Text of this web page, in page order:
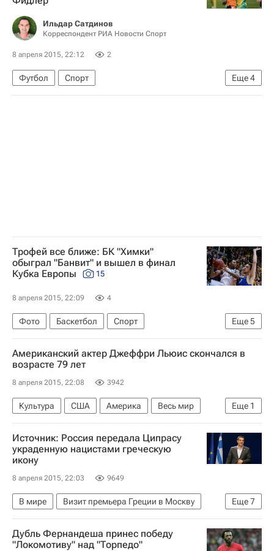
Ильдар Сатдинов
Корреспондент РИА Новости Спорт
8 апреля 2015, 22:12 2
Еще4
Футбол
Спорт
РПЛ 2026-2027 (Чемпионат России по футболу)
Трофей все ближе: БК "Химки"
обыграл "Банвит" и вышел в финал
Кубка Европы
15
8 апреля 2015, 22:09 4
Еще5
Фото Баскетбол
Спорт
Матчи подмосковных "Химок" и казанского УНИКСа на стадии 1/2 финала баскетбольного Кубка Европы-2014/2015
Финал баскетбольного Кубка Европы. "Гран-Канария" - "Химки"
Кубок Европы
Банвит
Американский актер Джеффри Льюис скончался в
возрасте 79 лет
8 апреля 2015, 22:08 3942
Еще 1
Культура США Америка
Весь мир
Северная Америка
Источник: Россия передала Ципрасу
украденную нацистами греческую
икону
8 апреля 2015, 22:03 9649
Еще7
В мире
Визит премьера Греции в Москву
Религия
Греция Европа
Весь мир
Алексис Ципрас
Россия Религия
Дубль Фернандеша принес победу
"Локомотиву" над "Торпедо"